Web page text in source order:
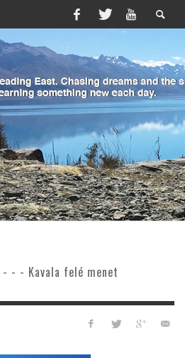
- - Kavala felé menet